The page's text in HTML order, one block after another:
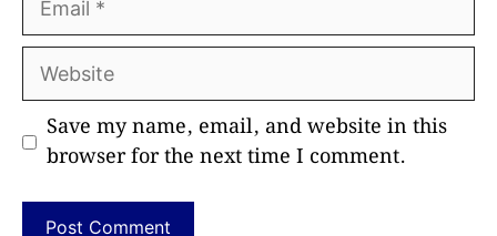
Website
Save my name, email, and website in this
browser for the next time I comment.